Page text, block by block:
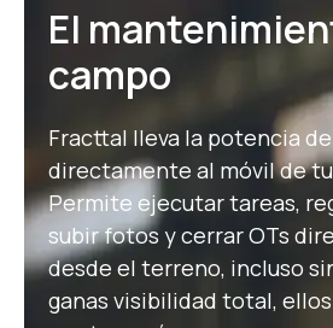
El
campo
Fracttal lleva la potencia
directamente al móvil de
Permite ejecutar tareas,
subir fotos y cerrar OTs
desde el terreno, incluso
ganas visibilidad total,